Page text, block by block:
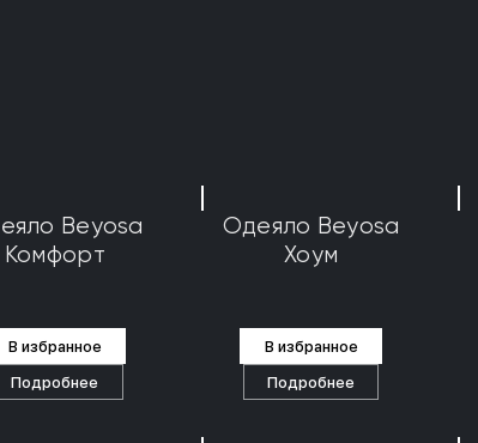
Beyosa
Комфорт
В избранное
Подробнее
Одеяло Beyosa
Хоум
В избранное
Подробнее